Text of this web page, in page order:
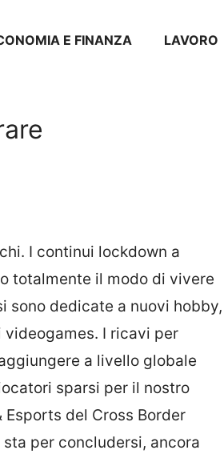
E FINANZA LAVORO
I continui lockdown a
totalmente il modo di vivere
sono dedicate a nuovi hobby,
I ricavi per
a livello globale
sparsi per il nostro
del Cross Border
per concludersi, ancora